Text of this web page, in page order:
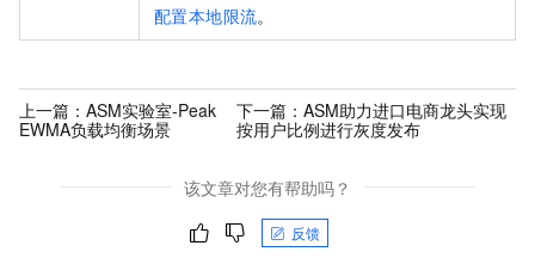
配置本地限流。
上一篇： ASM实验室-Peak
EWMA负载均衡场景
下一篇：ASM助力进口电商龙头实现
按用户比例进行灰度发布
该文章对您有帮助吗？
反馈